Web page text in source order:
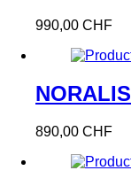
990,00 CHF
NORALIS
890,00 CHF